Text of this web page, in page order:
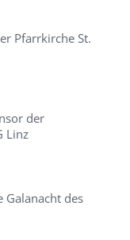
Pfarrkirche St.
der
Linz
Galanacht des